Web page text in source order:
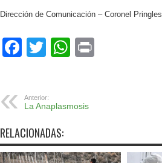
Dirección de Comunicación – Coronel Pringles
Facebook
TwitterWhatsApp
Anterior:
La Anaplasmosis
RELACIONADAS: